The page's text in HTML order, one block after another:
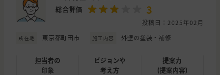
総合評価
3
投稿日：2025年02月
所在地 東京都町田市 施工内容 外壁の塗装・補修
担当者の
印象
ビジョンや
考え方
提案力
(提案内容)